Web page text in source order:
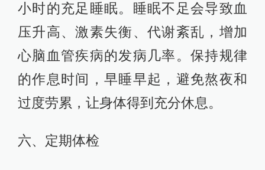
小时的充足睡眠。睡眠不足会导致血
压升高、激素失衡、代谢紊乱，增加
心脑血管疾病的发病几率。保持规律
的作息时间，早睡早起，避免熬夜和
过度劳累，让身体得到充分休息。
六、定期体检